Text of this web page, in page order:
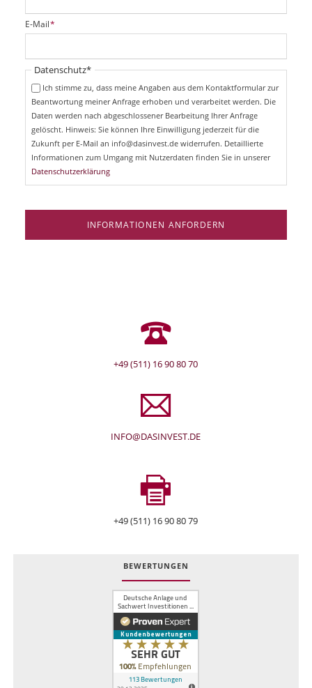
i
c
t
f
P
f
i
E-Mail*
Pflichtfeld
Datenschutz*
Ich stimme zu, dass meine Angaben aus dem Kontaktformular zur
Beantwortung meiner Anfrage erhoben und verarbeitet werden. Die
Daten werden nach abgeschlossener Bearbeitung Ihrer Anfrage
gelöscht. Hinweis: Sie können Ihre Einwilligung jederzeit für die
Zukunft per E-Mail an info@dasinvest.de widerrufen. Detaillierte
Informationen zum Umgang mit Nutzerdaten finden Sie in unserer
Datenschutzerklärung
INFORMATIONEN ANFORDERN
+49 (511) 16 90 80 70
INFO@DASINVEST.DE
+49 (511) 16 90 80 79
BEWERTUNGEN